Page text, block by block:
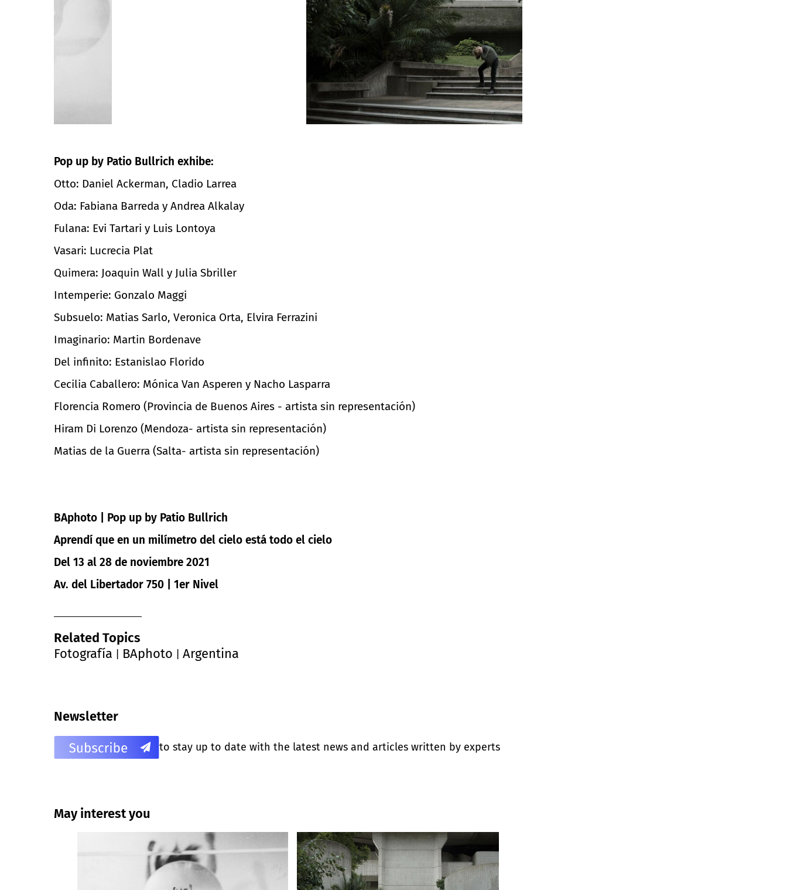
Pop up by Patio Bullrich exhibe:
Otto: Daniel Ackerman, Cladio Larrea
Oda: Fabiana Barreda y Andrea Alkalay
Fulana: Evi Tartari y Luis Lontoya
Vasari: Lucrecia Plat
Quimera: Joaquin Wall y Julia Sbriller
Intemperie: Gonzalo Maggi
Subsuelo: Matias Sarlo, Veronica Orta, Elvira Ferrazini
Imaginario: Martin Bordenave
Del infinito: Estanislao Florido
Cecilia Caballero: Mónica Van Asperen y Nacho Lasparra
Florencia Romero (Provincia de Buenos Aires - artista sin representación)
Hiram Di Lorenzo (Mendoza- artista sin representación)
Matias de la Guerra (Salta- artista sin representación)
BAphoto | Pop up by Patio Bullrich
Aprendí que en un milímetro del cielo está todo el cielo
Del 13 al 28 de noviembre 2021
Av. del Libertador 750 | 1er Nivel
Related Topics
Fotografía
BAphoto Argentina
Newsletter
to stay up to date with the latest news and articles written by experts
May interest you